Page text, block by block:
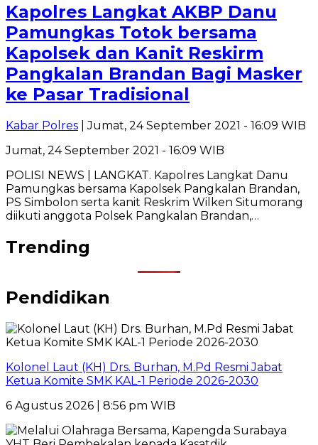
Kapolres Langkat AKBP Danu
Pamungkas Totok bersama
Kapolsek dan Kanit Reskirm
Pangkalan Brandan Bagi Masker
ke Pasar Tradisional
Kabar Polres | Jumat, 24 September 2021 - 16:09 WIB
Jumat, 24 September 2021 - 16:09 WIB
POLISI NEWS | LANGKAT. Kapolres Langkat Danu
Pamungkas bersama Kapolsek Pangkalan Brandan,
PS Simbolon serta kanit Reskrim Wilken Situmorang
diikuti anggota Polsek Pangkalan Brandan,…
Trending
Pendidikan
Kolonel Laut (KH) Drs. Burhan, M.Pd Resmi Jabat
Ketua Komite SMK KAL-1 Periode 2026-2030
6 Agustus 2026 | 8:56 pm WIB